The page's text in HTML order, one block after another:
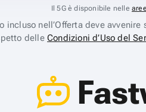
Il 5G è disponibile nelle
incluso nell’Offerta deve
delleCondizioni d’Uso del